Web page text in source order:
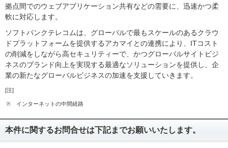
拠点間でのウェブアプリケーション共有などの需要に、迅速かつ柔
軟に対応します。
ソフトバンクテレコムは、グローバルで最もスケールのあるクラウ
ドプラットフォームを提供するアカマイとの連携により、ITコスト
の削減をしながら高セキュリティーで、かつグローバルサイトビジ
ネスのブランド向上を実現する最適なソリューションを提供し、企
業の新たなグローバルビジネスの加速を支援していきます。
[注]
※ インターネットの中間経路
本件に関するお問合せは下記までお願いいたします。